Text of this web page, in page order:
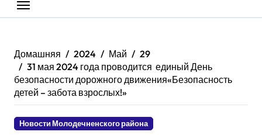
Домашняя 2024 Май
29
31 мая 2024 года проводится единый День
безопасности дорожного движения«Безопасность
детей – забота взрослых!»
Новости Молодечненского района